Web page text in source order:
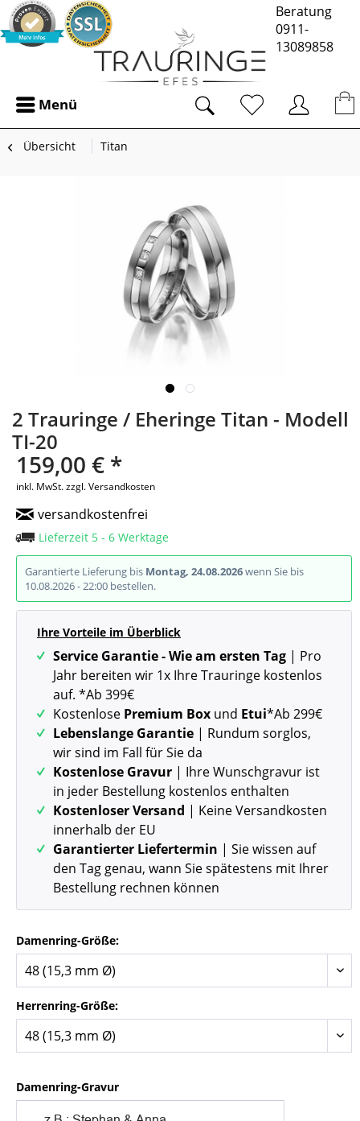
Beratung
0911-
13089858
Menü
Übersicht Titan
2 Trauringe / Eheringe Titan - Modell
TI-20
159,00 € *
inkl. MwSt.zzgl. Versandkosten
versandkostenfrei
Lieferzeit 5 - 6 Werktage
Garantierte Lieferung bis Montag, 24.08.2026wenn Sie bis
10.08.2026 - 22:00 bestellen.
Ihre Vorteile im Überblick
Service Garantie - Wie am ersten Tag | Pro
Jahr bereiten wir 1x Ihre Trauringe kostenlos
auf. *Ab 399€
Kostenlose Premium Box und Etui*Ab 299€
Lebenslange Garantie | Rundum sorglos,
wir sind im Fall für Sie da
Kostenlose Gravur | Ihre Wunschgravur ist
in jeder Bestellung kostenlos enthalten
Kostenloser Versand | Keine Versandkosten
innerhalb der EU
Garantierter Liefertermin | Sie wissen auf
den Tag genau, wann Sie spätestens mit Ihrer
Bestellung rechnen können
Damenring-Größe:
Herrenring-Größe:
Damenring-Gravur